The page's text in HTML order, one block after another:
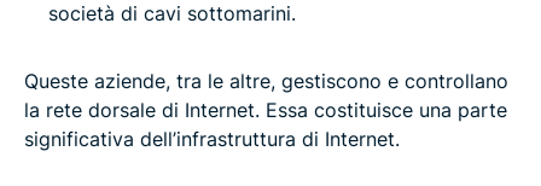
società di cavi sottomarini.
Queste aziende, tra le altre, gestiscono e controllano
la rete dorsale di Internet. Essa costituisce una parte
significativa dell’infrastruttura di Internet.